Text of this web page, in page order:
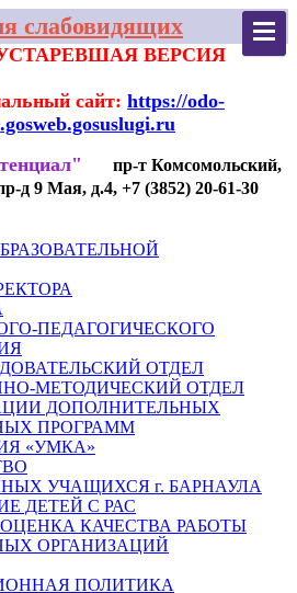
слабовидящих
ВЕРСИЯ
сайт: https://odo-
пр-т Комсомольский,
д 9 Мая, д.4, +7 (3852) 20-61-30
ПЕДАГОГИЧЕСКОГО
ОТДЕЛ
МЕТОДИЧЕСКИЙ ОТДЕЛ
ДОПОЛНИТЕЛЬНЫХ
ПРОГРАММ
«УМКА»
УЧАЩИХСЯ г. БАРНАУЛА
ДЕТЕЙ С РАС
КАЧЕСТВА РАБОТЫ
ОРГАНИЗАЦИЙ
ПОЛИТИКА